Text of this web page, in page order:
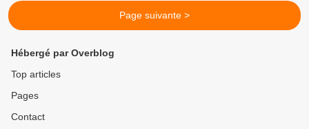
Page suivante >
Hébergé par Overblog
Top articles
Pages
Contact